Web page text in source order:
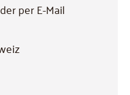
per E-Mail